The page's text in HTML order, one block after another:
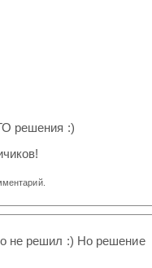
решения :)
не решил :) Но решение